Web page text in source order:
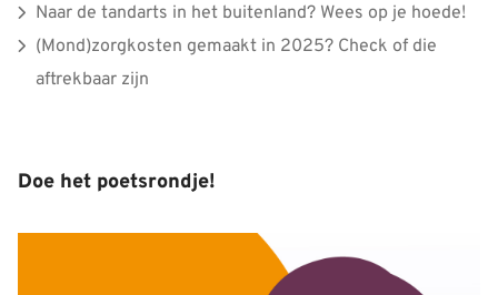
Naar de tandarts in het buitenland? Wees op je hoede!
(Mond)zorgkosten gemaakt in 2025? Check of die
aftrekbaar zijn
Doe het poetsrondje!